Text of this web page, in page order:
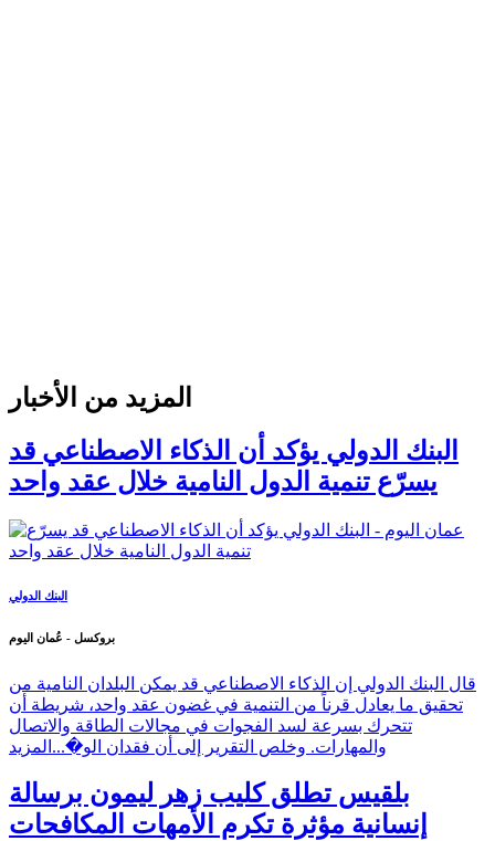
المزيد من الأخبار
البنك الدولي يؤكد أن الذكاء الاصطناعي قد
يسرّع تنمية الدول النامية خلال عقد واحد
البنك الدولي
بروكسل - عُمان اليوم
قال البنك الدولي إن الذكاء الاصطناعي قد يمكن البلدان النامية من
تحقيق ما يعادل قرناً من التنمية في غضون عقد واحد، شريطة أن
تتحرك بسرعة لسد الفجوات في مجالات الطاقة والاتصال
والمهارات. وخلص التقرير إلى أن فقدان الو�... المزيد
بلقيس تطلق كليب زهر ليمون برسالة
إنسانية مؤثرة تكرم الأمهات المكافحات